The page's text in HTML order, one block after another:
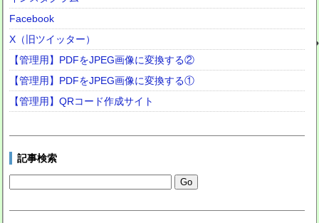
Facebook
X（旧ツイッター）
【管理用】PDFをJPEG画像に変換する②
【管理用】PDFをJPEG画像に変換する①
【管理用】QRコード作成サイト
記事検索